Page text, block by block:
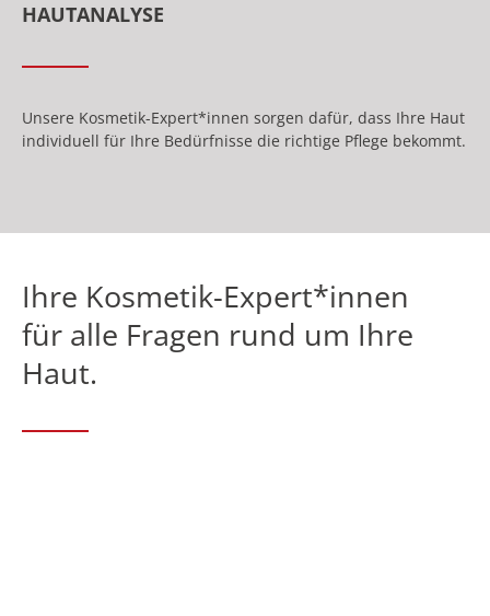
HAUTANALYSE
Unsere Kosmetik-Expert*innen sorgen dafür, dass Ihre Haut
individuell für Ihre Bedürfnisse die richtige Pflege bekommt.
Ihre Kosmetik-Expert*innen
für alle Fragen rund um Ihre
Haut.